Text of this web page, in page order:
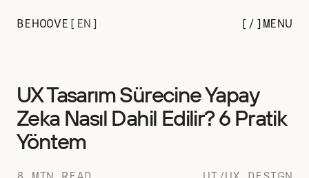
BEHOOVE [ EN ] [/ ] MENU
UX Tasarım Sürecine Yapay
Zeka Nasıl Dahil Edilir? 6 Pratik
Yöntem